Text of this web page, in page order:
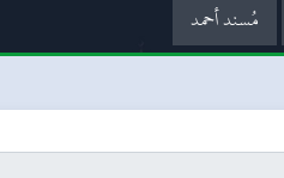
مُسند أحمد